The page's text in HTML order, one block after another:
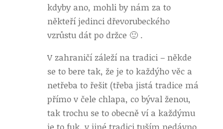
kdyby ano, mohli by nám za to
někteří jedinci dřevorubeckého
vzrůstu dát po držce 🙂 .
V zahraničí záleží na tradici – někde
se to bere tak, že je to každýho věc a
netřeba to řešit (třeba jistá tradice má
přímo v čele chlapa, co býval ženou,
tak trochu se to obecně ví a každýmu
je to fuk, v jiné tradici tuším nedávno